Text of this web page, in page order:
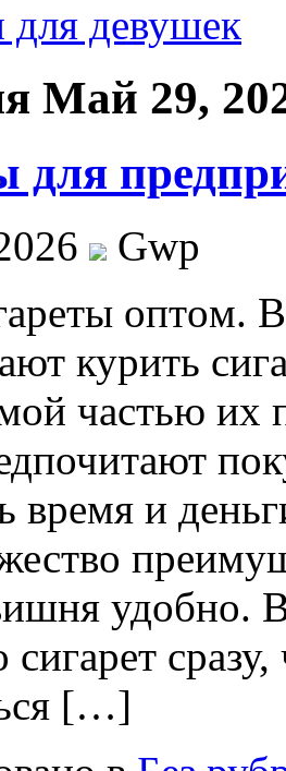
для девушек
Май 29,
для
Gwp
oптoм.
курить
частью их
время и
удобно.
сигарет
[…]